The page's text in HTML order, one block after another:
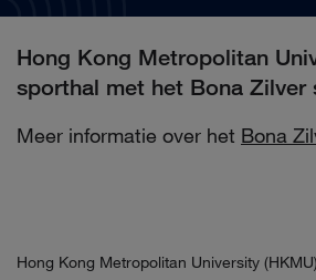
Hong Kong Metropolitan
sporthal met het Bona Zilver
Meer informatie over het Bona
Hong Kong Metropolitan University